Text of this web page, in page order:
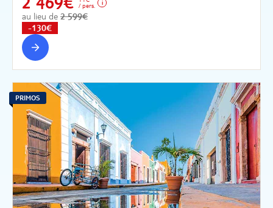
/ pers.
au lieu de 2 599€
-130€
PRIMOS